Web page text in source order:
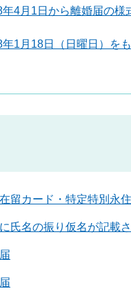
4月1日から離婚届の様
1月18日（日曜日）を
留カード・特定特別永
氏名の振り仮名が記載